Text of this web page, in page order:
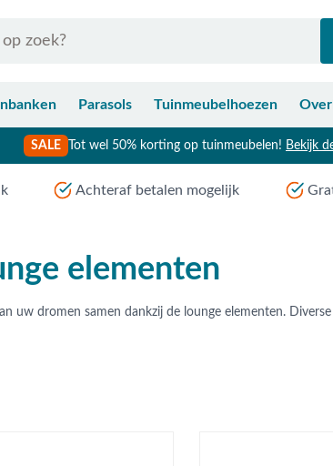
Parasols Tuinmeubelhoezen
SALE Tot wel 50% korting op tuinmeubelen! Bekijk
Achteraf betalen mogelijk
elementen